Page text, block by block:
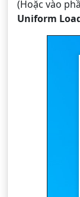
(Hoặc vào
Uniform